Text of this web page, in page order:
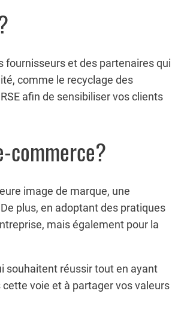
fournisseurs et des partenaires qui
comme le recyclage des
afin de sensibiliser vos clients
commerce?
image de marque, une
plus, en adoptant des pratiques
mais également pour la
souhaitent réussir tout en ayant
voie et à partager vos valeurs